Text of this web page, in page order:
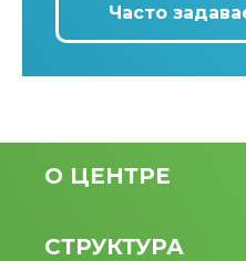
Часто
О ЦЕНТРЕ
СТРУКТУРА